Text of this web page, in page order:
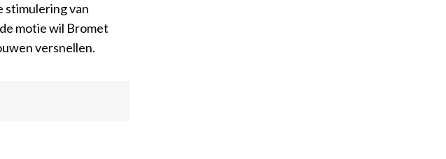
stimulering van
motie wil Bromet
versnellen.